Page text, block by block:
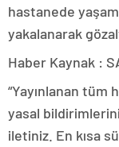
hastanede
yakalanarak
Haber Kaynak :
“Yayınlanan
yasal
iletiniz. En kısa